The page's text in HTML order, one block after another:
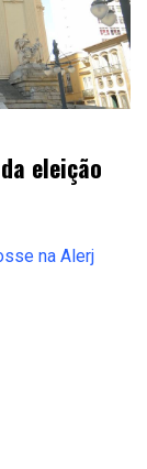
eleição